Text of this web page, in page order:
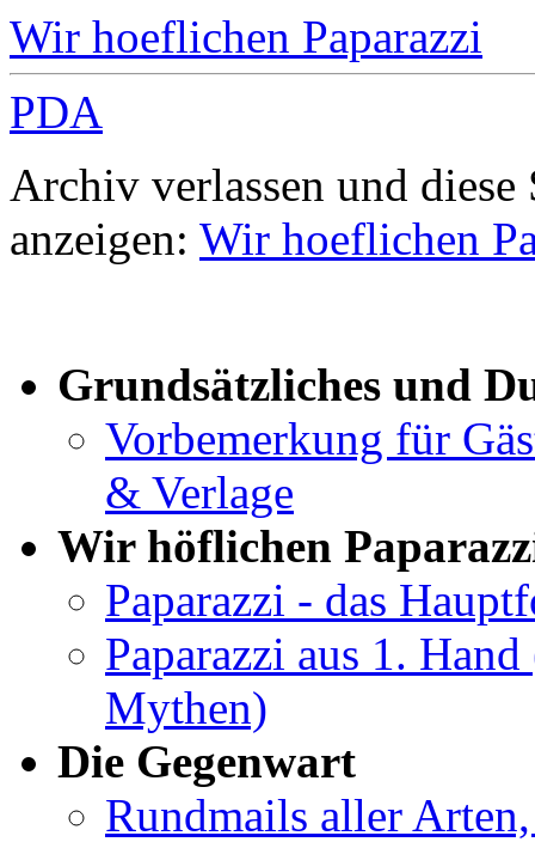
Wir hoeflichen Paparazzi
PDA
Archiv verlassen und diese
anzeigen: Wir hoeflichen
Grundsätzliches und
Vorbemerkung für
& Verlage
Wir höflichen
Paparazzi - das
Paparazzi aus 1.
Mythen)
Die Gegenwart
Rundmails aller